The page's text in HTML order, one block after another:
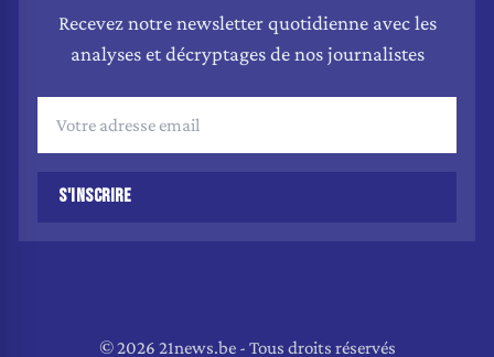
Recevez notre newsletter quotidienne avec les
analyses et décryptages de nos journalistes
S'INSCRIRE
© 2026 21news.be - Tous droits réservés